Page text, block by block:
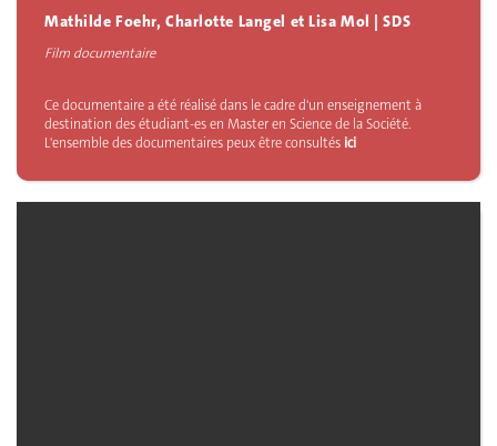
Mathilde Foehr, Charlotte Langel et Lisa Mol | SDS
Film documentaire
Ce documentaire a été réalisé dans le cadre d'un enseignement à
destination des étudiant-es en Master en Science de la Société.
L'ensemble des documentaires peux être consultés ici